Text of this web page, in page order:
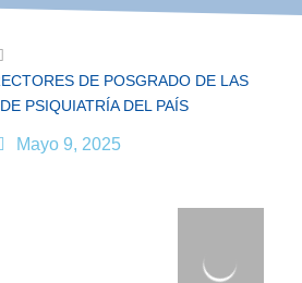
DE POSGRADO DE LAS
PSIQUIATRÍA DEL PAÍS
Mayo 9, 2025